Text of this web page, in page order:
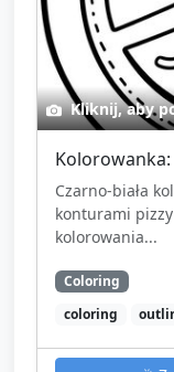
Kliknij, aby
Czarno-biała
konturami
kolorowania...
Coloring
coloring